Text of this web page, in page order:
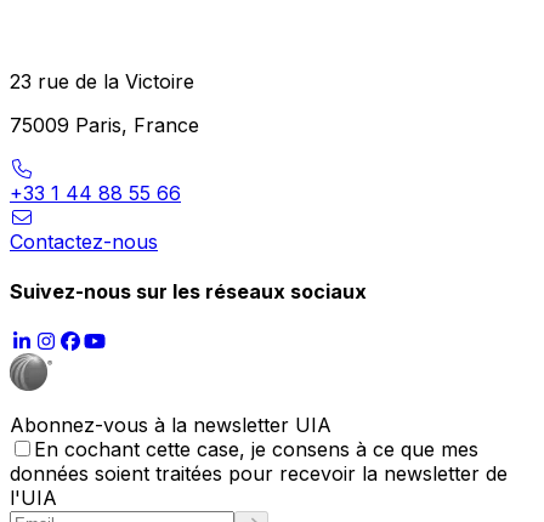
23 rue de la Victoire
75009 Paris, France
+33 1 44 88 55 66
Contactez-nous
Suivez-nous sur les réseaux sociaux
Abonnez-vous à la newsletter UIA
En cochant cette case, je consens à ce que mes
données soient traitées pour recevoir la newsletter de
l'UIA